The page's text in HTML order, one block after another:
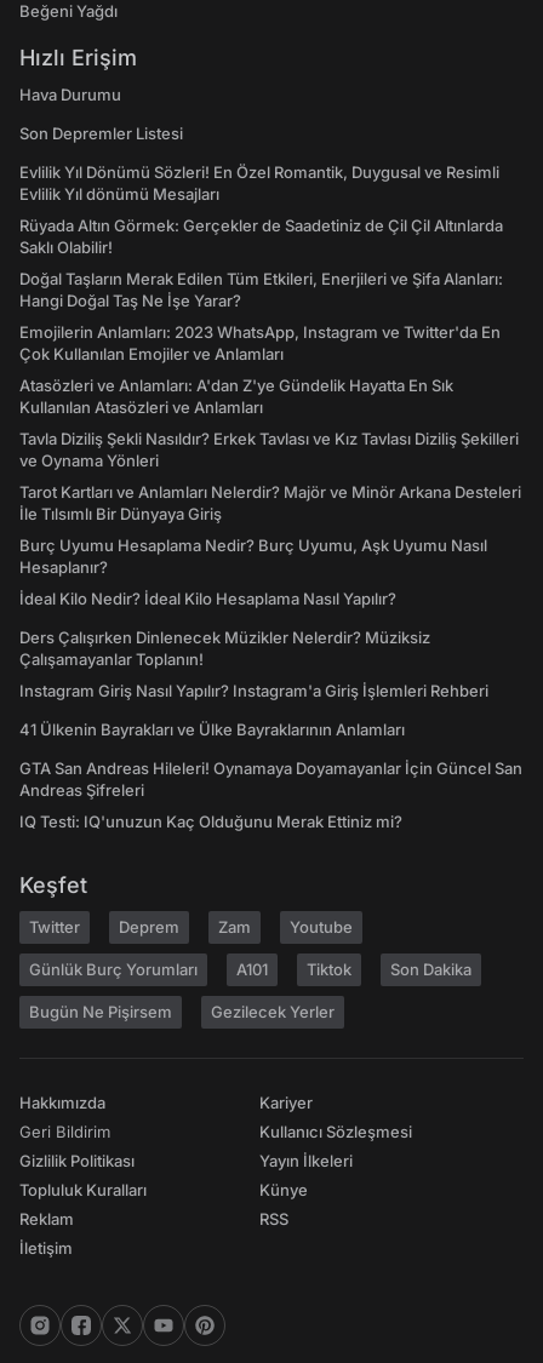
Beğeni Yağdı
Hızlı Erişim
Hava Durumu
Son Depremler Listesi
Evlilik Yıl Dönümü Sözleri! En Özel Romantik, Duygusal ve Resimli
Evlilik Yıl dönümü Mesajları
Rüyada Altın Görmek: Gerçekler de Saadetiniz de Çil Çil Altınlarda
Saklı Olabilir!
Doğal Taşların Merak Edilen Tüm Etkileri, Enerjileri ve Şifa Alanları:
Hangi Doğal Taş Ne İşe Yarar?
Emojilerin Anlamları: 2023 WhatsApp, Instagram ve Twitter'da En
Çok Kullanılan Emojiler ve Anlamları
Atasözleri ve Anlamları: A'dan Z'ye Gündelik Hayatta En Sık
Kullanılan Atasözleri ve Anlamları
Tavla Diziliş Şekli Nasıldır? Erkek Tavlası ve Kız Tavlası Diziliş Şekilleri
ve Oynama Yönleri
Tarot Kartları ve Anlamları Nelerdir? Majör ve Minör Arkana Desteleri
İle Tılsımlı Bir Dünyaya Giriş
Burç Uyumu Hesaplama Nedir? Burç Uyumu, Aşk Uyumu Nasıl
Hesaplanır?
İdeal Kilo Nedir? İdeal Kilo Hesaplama Nasıl Yapılır?
Ders Çalışırken Dinlenecek Müzikler Nelerdir? Müziksiz
Çalışamayanlar Toplanın!
Instagram Giriş Nasıl Yapılır? Instagram'a Giriş İşlemleri Rehberi
41 Ülkenin Bayrakları ve Ülke Bayraklarının Anlamları
GTA San Andreas Hileleri! Oynamaya Doyamayanlar İçin Güncel San
Andreas Şifreleri
IQ Testi: IQ'unuzun Kaç Olduğunu Merak Ettiniz mi?
Keşfet
Twitter Deprem Zam Youtube
Günlük Burç Yorumları A101 Tiktok Son Dakika
Bugün Ne Pişirsem Gezilecek Yerler
Hakkımızda
Geri Bildirim
Gizlilik Politikası
Topluluk Kuralları
Reklam
İletişim
Kariyer
Kullanıcı Sözleşmesi
Yayın İlkeleri
Künye
RSS